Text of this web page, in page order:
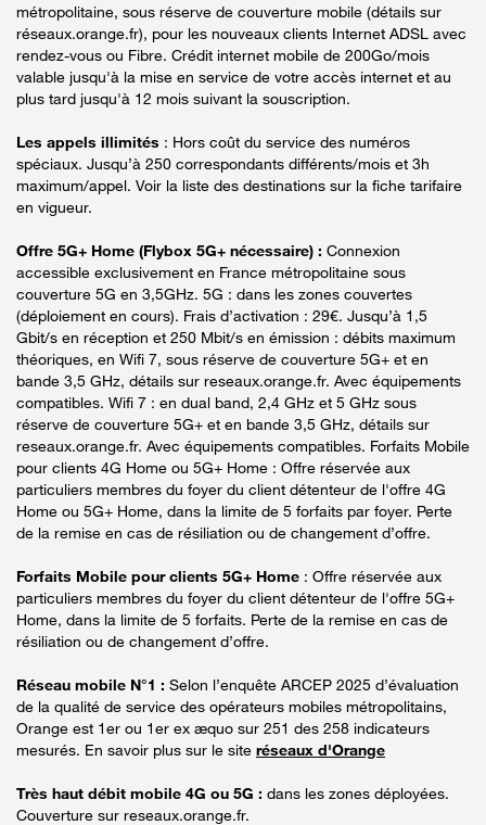
métropolitaine, sous réserve de couverture mobile (détails sur
réseaux.orange.fr), pour les nouveaux clients Internet ADSL avec
rendez-vous ou Fibre. Crédit internet mobile de 200Go/mois
valable jusqu'à la mise en service de votre accès internet et au
plus tard jusqu'à 12 mois suivant la souscription.
Les appels illimités : Hors coût du service des numéros
spéciaux. Jusqu’à 250 correspondants différents/mois et 3h
maximum/appel. Voir la liste des destinations sur la fiche tarifaire
en vigueur.
Offre 5G+ Home (Flybox 5G+ nécessaire) : Connexion
accessible exclusivement en France métropolitaine sous
couverture 5G en 3,5GHz. 5G : dans les zones couvertes
(déploiement en cours). Frais d’activation : 29€. Jusqu’à 1,5
Gbit/s en réception et 250 Mbit/s en émission : débits maximum
théoriques, en Wifi 7, sous réserve de couverture 5G+ et en
bande 3,5 GHz, détails sur reseaux.orange.fr. Avec équipements
compatibles. Wifi 7 : en dual band, 2,4 GHz et 5 GHz sous
réserve de couverture 5G+ et en bande 3,5 GHz, détails sur
reseaux.orange.fr. Avec équipements compatibles. Forfaits Mobile
pour clients 4G Home ou 5G+ Home : Offre réservée aux
particuliers membres du foyer du client détenteur de l'offre 4G
Home ou 5G+ Home, dans la limite de 5 forfaits par foyer. Perte
de la remise en cas de résiliation ou de changement d’offre.
Forfaits Mobile pour clients 5G+ Home : Offre réservée aux
particuliers membres du foyer du client détenteur de l'offre 5G+
Home, dans la limite de 5 forfaits. Perte de la remise en cas de
résiliation ou de changement d’offre.
Réseau mobile N°1 : Selon l’enquête ARCEP 2025 d’évaluation
de la qualité de service des opérateurs mobiles métropolitains,
Orange est 1er ou 1er ex æquo sur 251 des 258 indicateurs
mesurés. En savoir plus sur le site réseaux d'Orange
Très haut débit mobile 4G ou 5G : dans les zones déployées.
Couverture sur reseaux.orange.fr.